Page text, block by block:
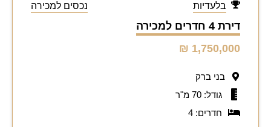
בלעדיות נכסים למכירה
דירת 4 חדרים למכירה
1,750,000 ₪
בני ברק
גודל: 70 מ"ר
חדרים: 4